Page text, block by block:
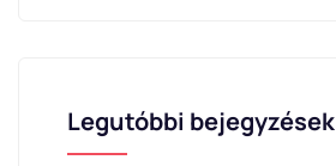
Legutóbbi bejegyzések